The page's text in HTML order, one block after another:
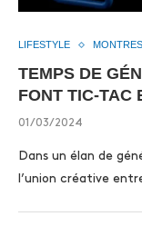
LIFESTYLE MONTRES
TEMPS DE
FONT TIC-TAC
01/03/2024
Dans un élan de
l’union créative